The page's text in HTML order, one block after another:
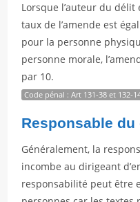
Lorsque l’auteur du
taux de l’amende est
pour la personne
personne morale,
par 10.
Code pénal : Art 131-38 et 132-
Responsable du
Généralement, la
incombe au dirigeant
responsabilité peut être